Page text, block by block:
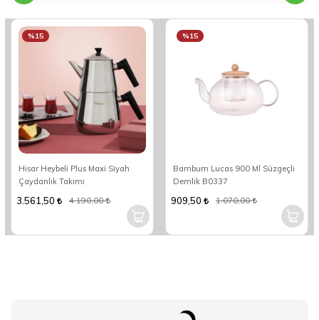
Hisar Heybeli Plus Maxi Siyah
Çaydanlık Takımı
%15
3.561,50 4.190,00
Bambum Lucas 900 Ml Süzgeçli
Demlik B0337
%15
909,50 1.070,00